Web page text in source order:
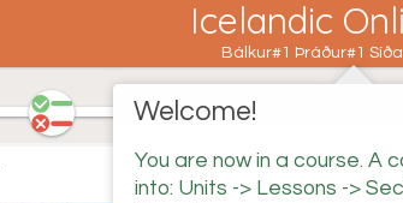
Icelandic
Bálkur#1 Þráður#1
Welcome!
You are now in a course. A
into: Units -> Lessons ->